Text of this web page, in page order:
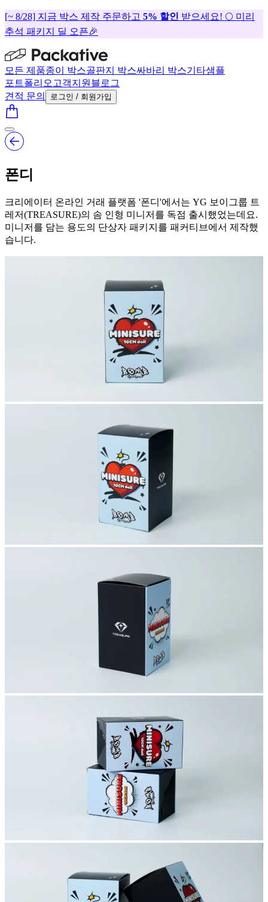
[~ 8/28] 지금 박스 제작 주문하고 5% 할인 받으세요! 🌕 미리
추석 패키지 딜 오픈🎉
모든 제품종이 박스골판지 박스싸바리 박스기타샘플
포트폴리오 고객지원 블로그
견적 문의
로그인 / 회원가입
폰디
크리에이터 온라인 거래 플랫폼 '폰디'에서는 YG 보이그룹 트
레저(TREASURE)의 솜 인형 미니저를 독점 출시했었는데요.
미니저를 담는 용도의 단상자 패키지를 패커티브에서 제작했
습니다.